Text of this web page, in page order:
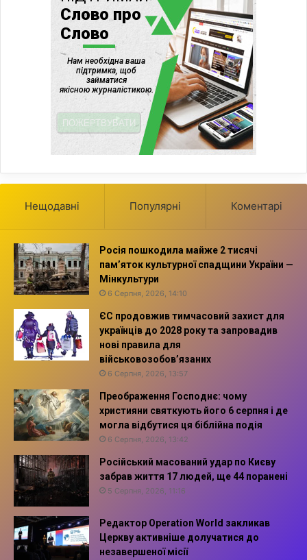
Нещодавні Популярні Коментарі
Росія пошкодила майже 2 тисячі
пам’яток культурної спадщини України —
Мінкультури
6 Серпня, 2026, 14:10
ЄС продовжив тимчасовий захист для
українців до 2028 року та запровадив
нові правила для
військовозобов’язаних
6 Серпня, 2026, 13:57
Преображення Господнє: чому
християни святкують його 6 серпня і де
могла відбутися ця біблійна подія
6 Серпня, 2026, 13:42
Російський масований удар по Києву
забрав життя 17 людей, ще 44 поранені
5 Серпня, 2026, 11:16
Редактор Operation World закликав
Церкву активніше долучатися до
незавершеної місії